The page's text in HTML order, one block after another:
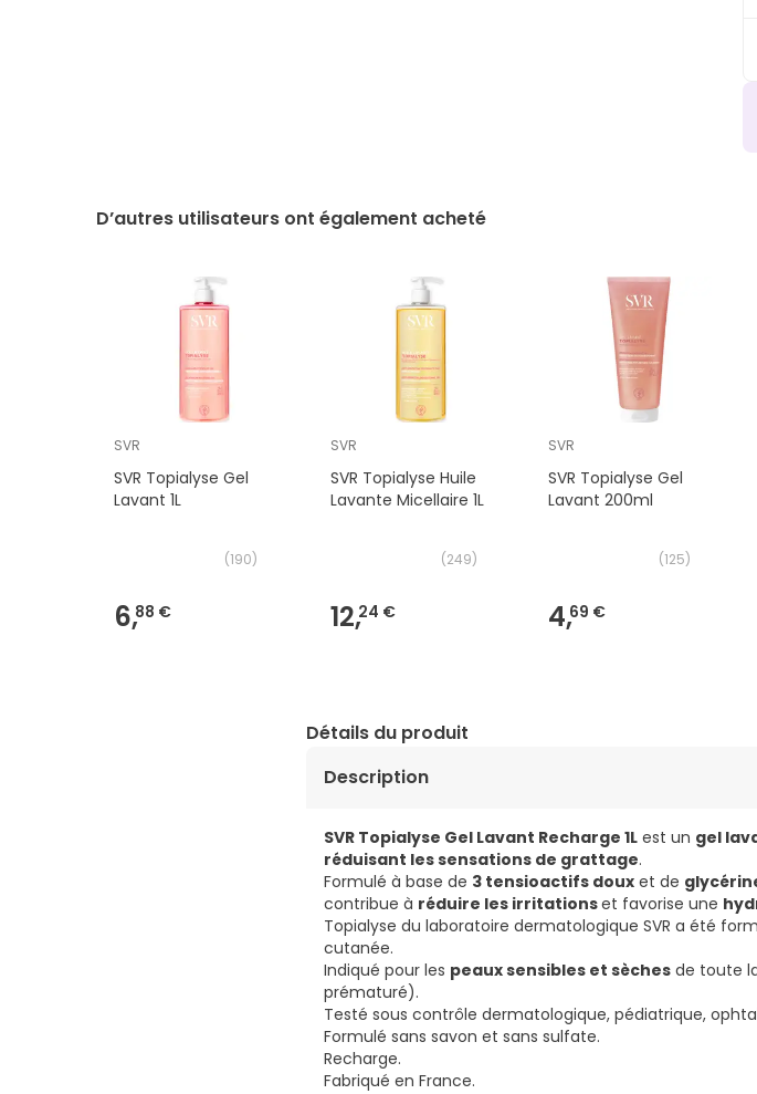
D’autres utilisateurs ont également acheté
SVR
SVR Topialyse Gel
Lavant 1L
(190)
6,88 €
SVR
SVR Topialyse Huile
Lavante Micellaire 1L
(249)
12,24 €
SVR
SVR Topialyse Gel
Lavant 200ml
(125)
4,69 €
Détails du produit
Description
SVR Topialyse Gel Lavant Recharge 1L est un gel
réduisant les sensations de grattage.
Formulé à base de 3 tensioactifs doux et de
contribue à réduire les irritationset favorise une
Topialyse du laboratoire dermatologique SVR a été
cutanée.
Indiqué pour les peaux sensibles et sèches de toute
prématuré).
Testé sous contrôle dermatologique, pédiatrique,
Formulé sans savon et sans sulfate.
Recharge.
Fabriqué en France.